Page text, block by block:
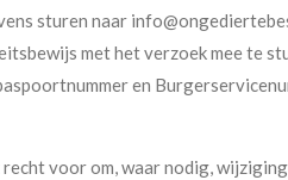
sturen naar
met het verzoek mee te
en
voor om, waar nodig,